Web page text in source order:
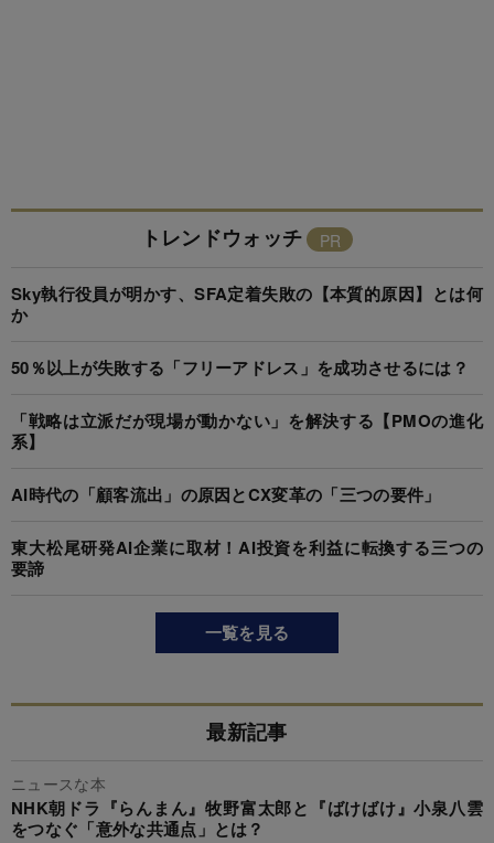
トレンドウォッチ
Sky執行役員が明かす、SFA定着失敗の【本質的原因】とは何
か
50％以上が失敗する「フリーアドレス」を成功させるには？
「戦略は立派だが現場が動かない」を解決する【PMOの進化
系】
AI時代の「顧客流出」の原因とCX変革の「三つの要件」
東大松尾研発AI企業に取材！AI投資を利益に転換する三つの
要諦
一覧を見る
最新記事
ニュースな本
NHK朝ドラ『らんまん』牧野富太郎と『ばけばけ』小泉八雲
をつなぐ「意外な共通点」とは？